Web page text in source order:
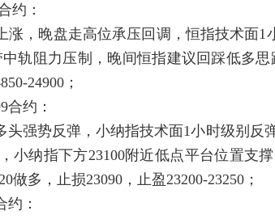
：
晚盘走高位承压回调，恒指技术面1
轨阻力压制，晚间恒指建议回踩低多思
24900；
：
势反弹，小纳指技术面1小时级别反
小纳指下方23100附近低点平台位置支
做多，止损23090，止盈23200-23250；
：